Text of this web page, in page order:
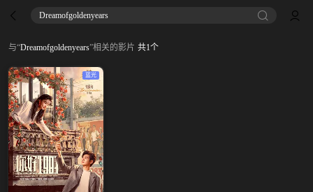
Dreamofgoldenyears
与“Dreamofgoldenyears”相关的影片 共1个
蓝光